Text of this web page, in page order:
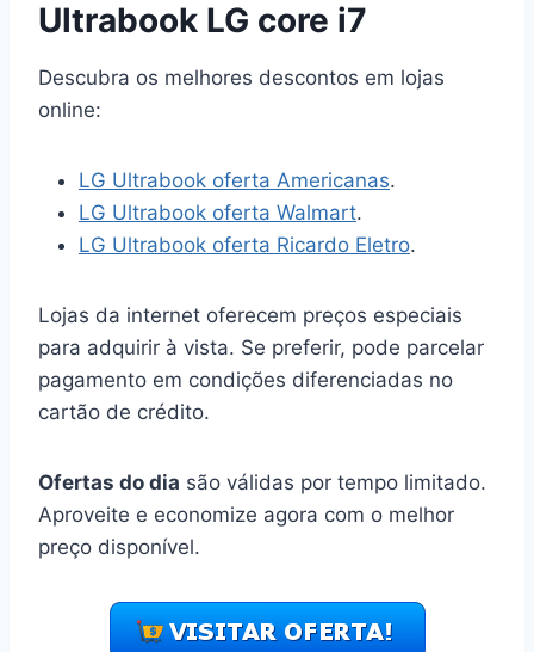
Ultrabook LG core i7
Descubra os melhores descontos em lojas
online:
LG Ultrabook oferta Americanas.
LG Ultrabook oferta Walmart.
LG Ultrabook oferta Ricardo Eletro.
Lojas da internet oferecem preços especiais
para adquirir à vista. Se preferir, pode parcelar
pagamento em condições diferenciadas no
cartão de crédito.
Ofertas do dia são válidas por tempo limitado.
Aproveite e economize agora com o melhor
preço disponível.